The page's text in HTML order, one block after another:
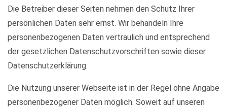
Die Betreiber dieser Seiten nehmen den Schutz Ihrer
persönlichen Daten sehr ernst. Wir behandeln Ihre
personenbezogenen Daten vertraulich und entsprechend
der gesetzlichen Datenschutzvorschriften sowie dieser
Datenschutzerklärung.
Die Nutzung unserer Webseite ist in der Regel ohne Angabe
personenbezogener Daten möglich. Soweit auf unseren